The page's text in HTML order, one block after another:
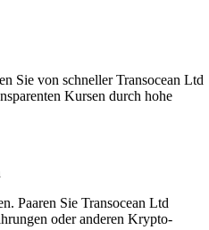
Sie von schneller Transocean Ltd
Kursen durch hohe
Paaren Sie Transocean Ltd
oder anderen Krypto-